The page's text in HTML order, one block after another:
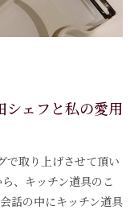
シェフと私の愛用
取り上げさせて頂い
、キッチン道具のこ
話の中にキッチン道具